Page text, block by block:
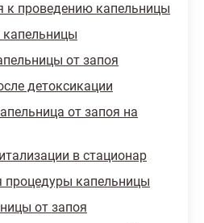
к проведению капельницы
капельницы
от запоя
детоксикации
от запоя на
в стационар
процедуры капельницы
от запоя